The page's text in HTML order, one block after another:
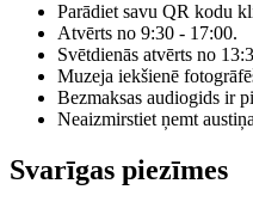
Parādiet savu QR kodu
Atvērts no 9:30 - 17:00.
Svētdienās atvērts no
Muzeja iekšienē
Bezmaksas audiogids ir
Neaizmirstiet ņemt
Svarīgas piezīmes